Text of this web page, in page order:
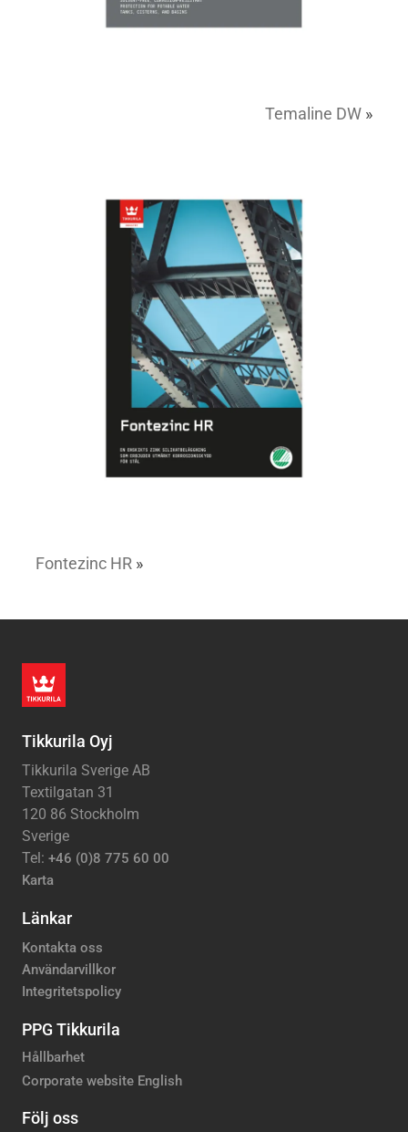
Temaline DW »
Fontezinc HR »
Tikkurila Oyj
Tikkurila Sverige AB
Textilgatan 31
120 86 Stockholm
Sverige
Tel: +46 (0)8 775 60 00
Karta
Länkar
Kontakta oss
Användarvillkor
Integritetspolicy
PPG Tikkurila
Hållbarhet
Corporate website English
Följ oss